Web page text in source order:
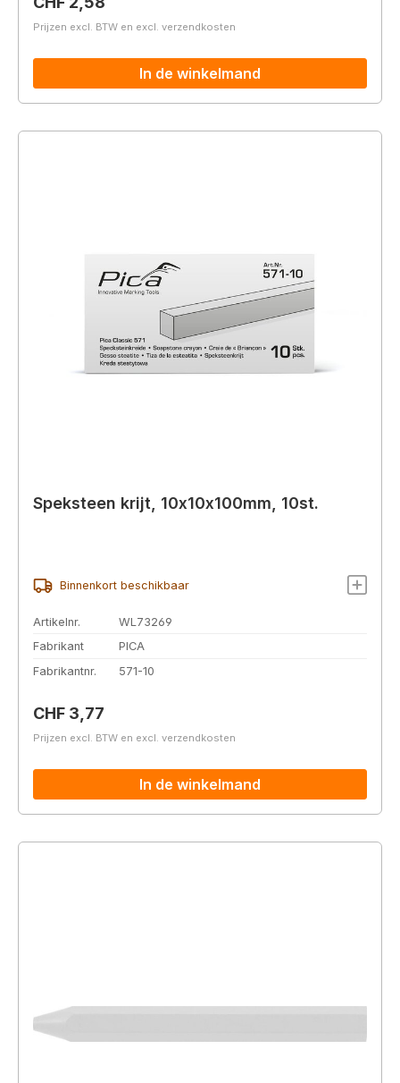
Prijzen excl. BTW en excl. verzendkosten
In de winkelmand
Speksteen krijt, 10x10x100mm, 10st.
Binnenkort beschikbaar
Artikelnr.
WL73269
Fabrikant
PICA
Fabrikantnr.
571-10
Normale prijs:
CHF 3,77
Prijzen excl. BTW en excl. verzendkosten
In de winkelmand